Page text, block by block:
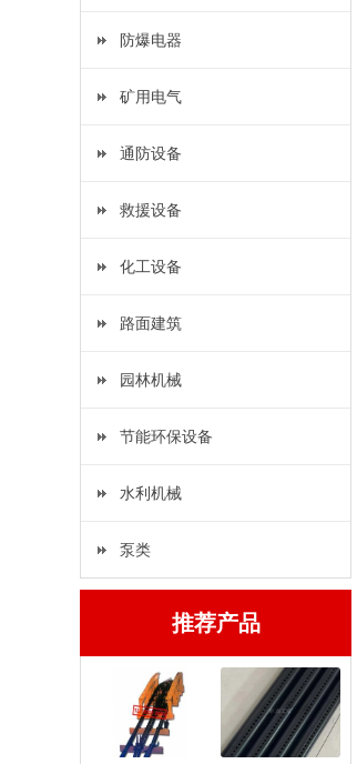
防爆电器
矿用电气
通防设备
救援设备
化工设备
路面建筑
园林机械
节能环保设备
水利机械
泵类
推荐产品